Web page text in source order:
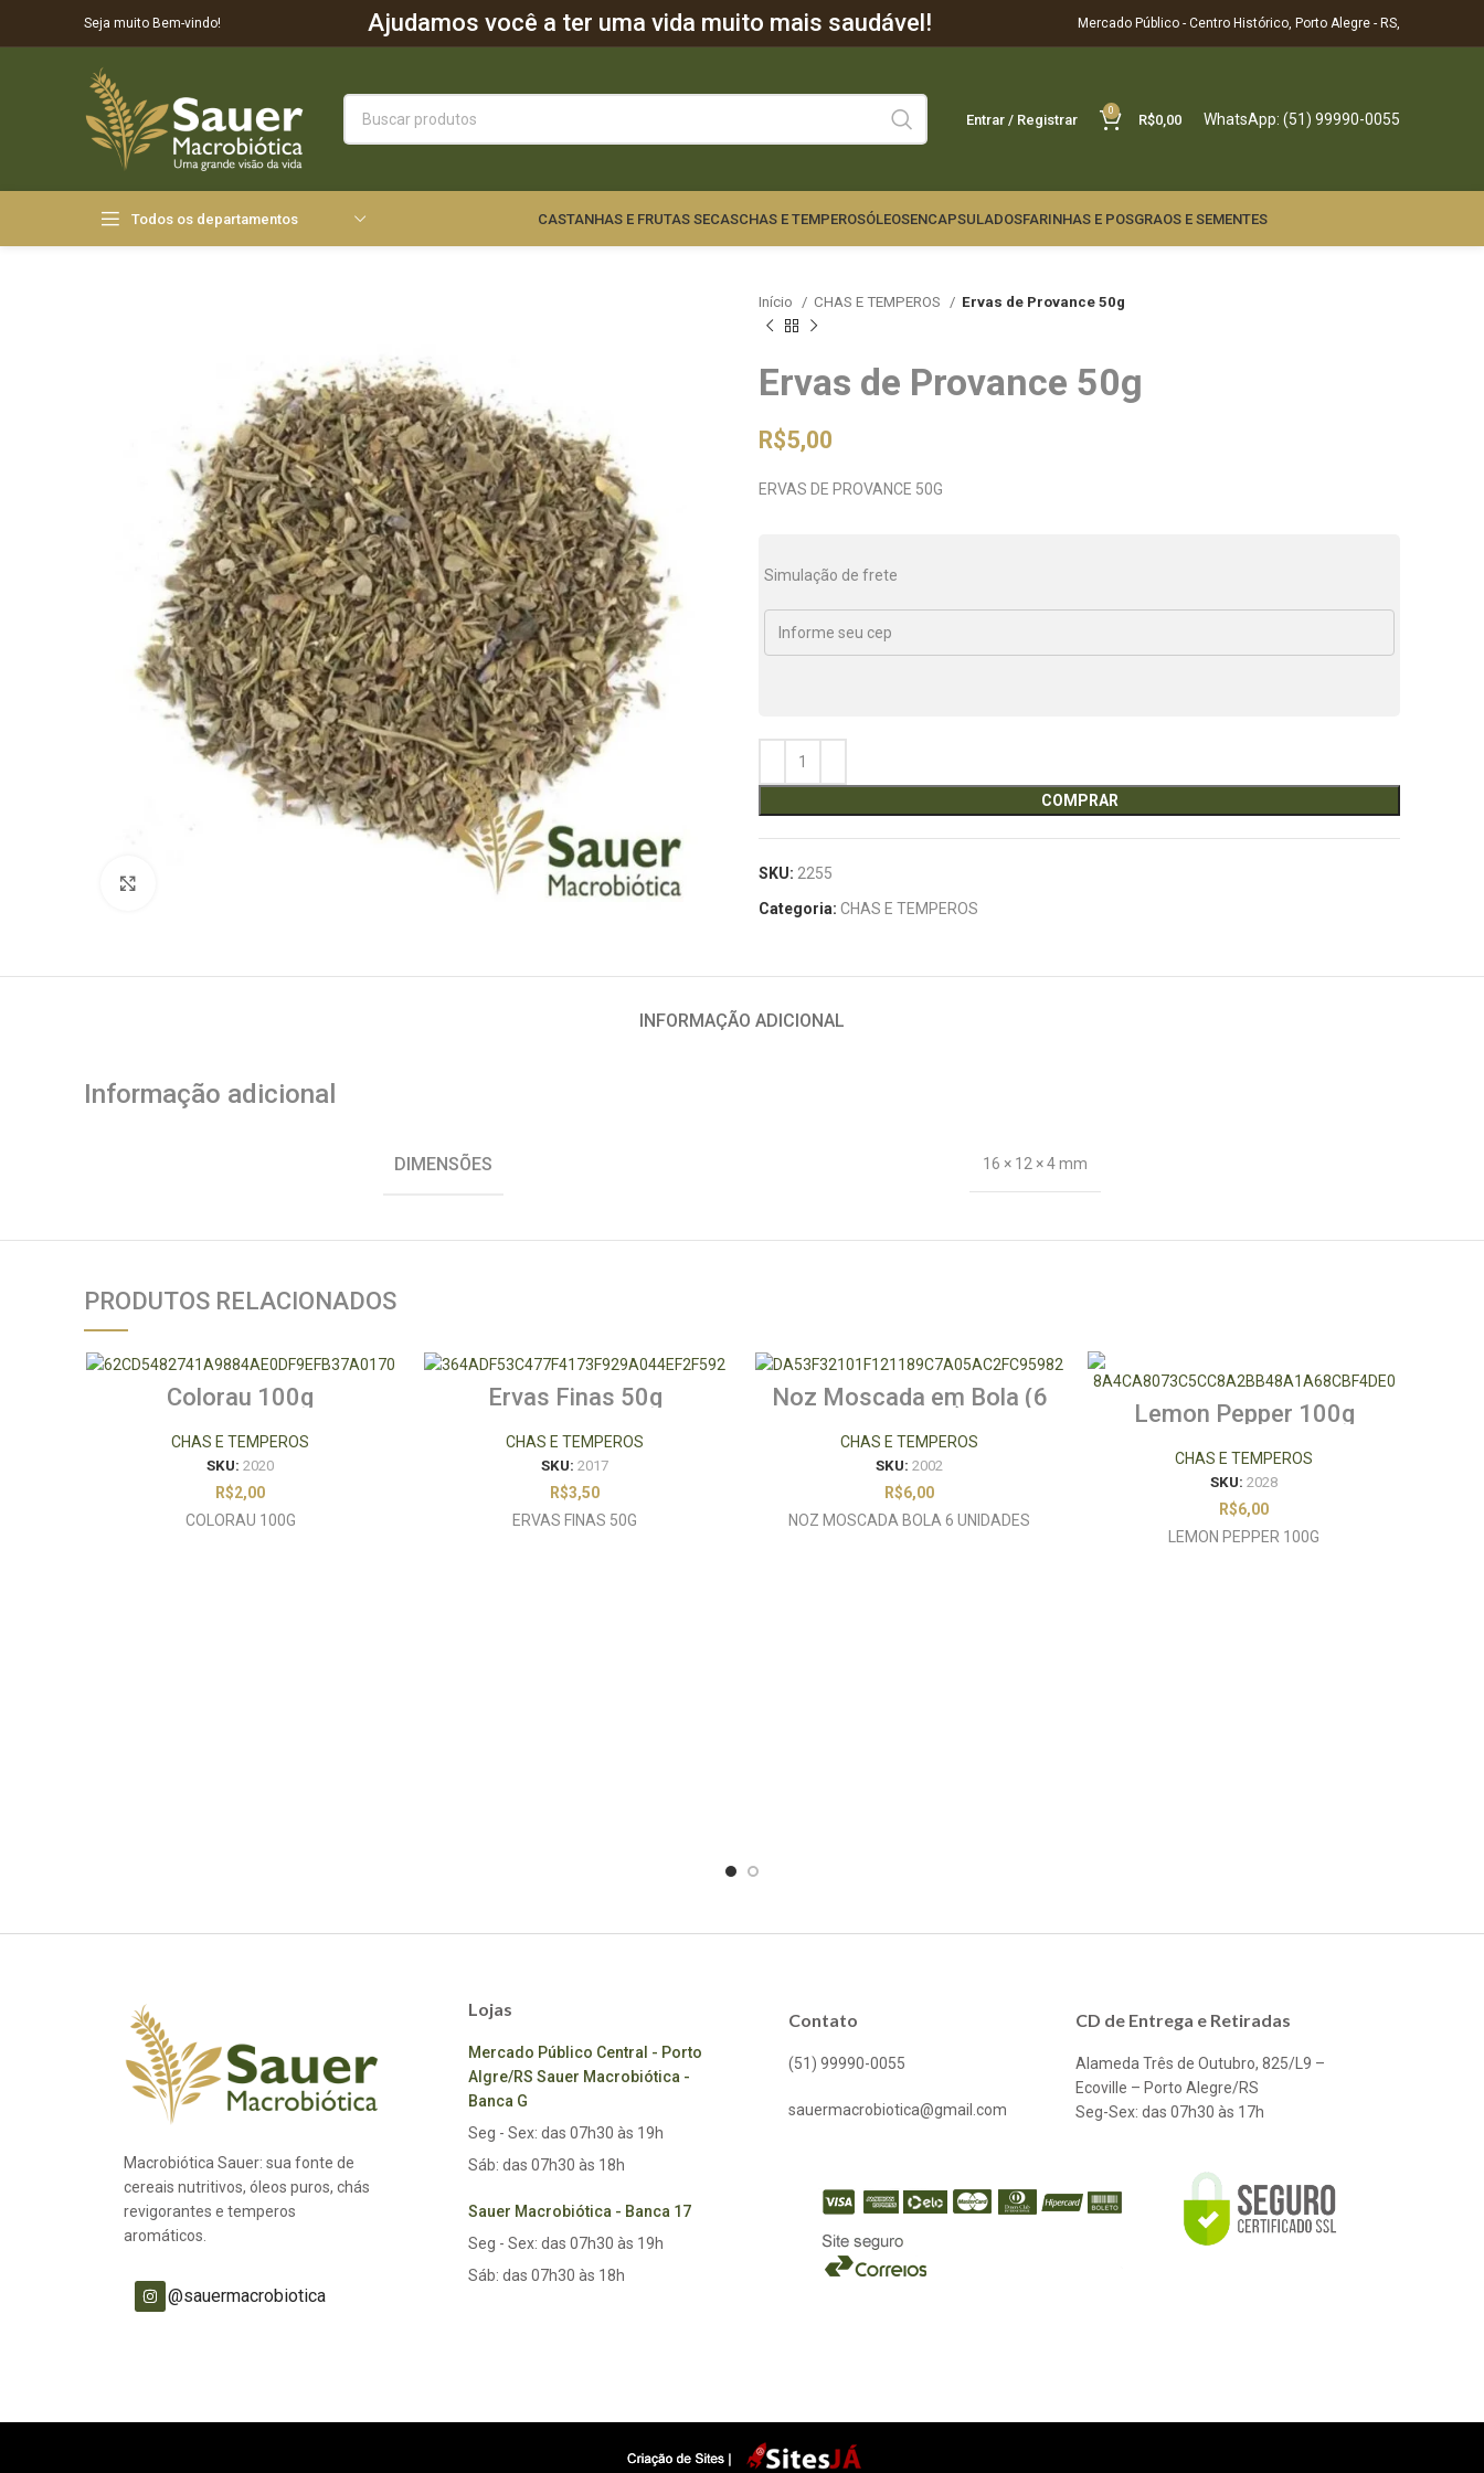
Seja muito Bem-vindo! Ajudamos você a ter uma vida muito mais saudável! Mercado Público - Centro Histórico, Porto Alegre - RS,
Entrar / Registrar
0
R$0,00 WhatsApp: (51) 99990-0055
Todos os departamentos CASTANHAS E FRUTAS SECASCHAS E TEMPEROSÓLEOSENCAPSULADOSFARINHAS E POSGRAOS E SEMENTES
Início CHAS E TEMPEROS Ervas de Provance 50g
Ervas de Provance 50g
R$5,00
ERVAS DE PROVANCE 50G
Simulação de frete
COMPRAR
SKU: 2255
Categoria: CHAS E TEMPEROS
INFORMAÇÃO ADICIONAL
Informação adicional
DIMENSÕES 16 × 12 × 4 mm
PRODUTOS RELACIONADOS
Colorau 100g
CHAS E TEMPEROS
SKU: 2020
R$2,00
COLORAU 100G
Ervas Finas 50g
CHAS E TEMPEROS
SKU: 2017
R$3,50
ERVAS FINAS 50G
Noz Moscada em Bola (6
CHAS E TEMPEROS
SKU: 2002
R$6,00
NOZ MOSCADA BOLA 6 UNIDADES
Lemon Pepper 100g
CHAS E TEMPEROS
SKU: 2028
R$6,00
LEMON PEPPER 100G
Macrobiótica Sauer: sua fonte de
cereais nutritivos, óleos puros, chás
revigorantes e temperos
aromáticos.
@sauermacrobiotica
Lojas
Mercado Público Central - Porto
Algre/RS Sauer Macrobiótica -
Banca G
Seg - Sex: das 07h30 às 19h
Sáb: das 07h30 às 18h
Sauer Macrobiótica - Banca 17
Seg - Sex: das 07h30 às 19h
Sáb: das 07h30 às 18h
Contato
(51) 99990-0055
sauermacrobiotica@gmail.com
CD de Entrega e Retiradas
Alameda Três de Outubro, 825/L9 –
Ecoville – Porto Alegre/RS
Seg-Sex: das 07h30 às 17h